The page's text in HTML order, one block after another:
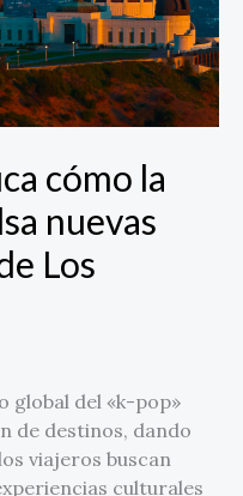
cómo la
nuevas
Los
global del «k-pop»
de destinos, dando
viajeros buscan
culturales